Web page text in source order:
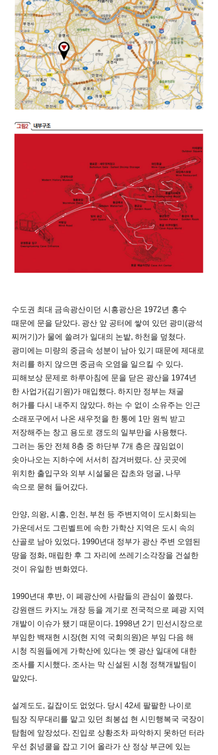
수도권 최대 금속광산이던 시흥광산은 1972년 홍수
때문에 문을 닫았다. 광산 앞 공터에 쌓여 있던 광미(광석
찌꺼기)가 물에 쓸려가 일대의 논밭, 하천을 덮쳤다.
광미에는 미량의 중금속 성분이 남아 있기 때문에 제대로
처리를 하지 않으면 중금속 오염을 일으킬 수 있다.
피해보상 문제로 하루아침에 문을 닫은 광산을 1974년
한 사업가(김기원)가 매입했다. 하지만 정부는 채굴
허가를 다시 내주지 않았다. 하는 수 없이 소유주는 인근
소래포구에서 나온 새우젓을 한 통에 1만 원씩 받고
저장해주는 창고 용도로 갱도의 일부만을 사용했다.
그러는 동안 전체 8층 중 하단부 7개 층은 끊임없이
솟아나오는 지하수에 서서히 잠겨버렸다. 산 곳곳에
위치한 출입구와 외부 시설물은 잡초와 덩굴, 나무
속으로 묻혀 들어갔다.
안양, 의왕, 시흥, 인천, 부천 등 주변지역이 도시화되는
가운데서도 그린벨트에 속한 가학산 지역은 도시 속의
산골로 남아 있었다. 1990년대 정부가 광산 주변 오염된
땅을 정화, 매립한 후 그 자리에 쓰레기소각장을 건설한
것이 유일한 변화였다.
1990년대 후반, 이 폐광산에 사람들의 관심이 쏠렸다.
강원랜드 카지노 개장 등을 계기로 전국적으로 폐광 지역
개발이 이슈가 됐기 때문이다. 1998년 2기 민선시장으로
부임한 백재현 시장(현 지역 국회의원)은 부임 다음 해
시청 직원들에게 가학산에 있다는 옛 광산 일대에 대한
조사를 지시했다. 조사는 막 신설된 시청 정책개발팀이
맡았다.
설계도도, 길잡이도 없었다. 당시 42세 팔팔한 나이로
팀장 직무대리를 맡고 있던 최봉섭 현 시민행복국 국장이
탐험에 앞장섰다. 진입로 상황조차 파악하지 못하던 터라
우선 칡넝쿨을 잡고 기어 올라가 산 정상 부근에 있는